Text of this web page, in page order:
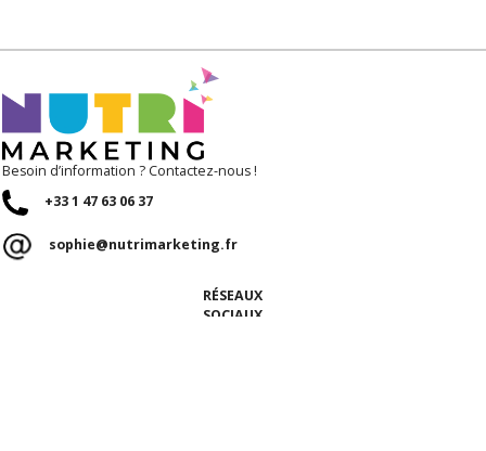
Besoin d’information ? Contactez-nous !
+33 1 47 63 06 37
sophie@nutrimarketing.fr
RÉSEAUX
SOCIAUX